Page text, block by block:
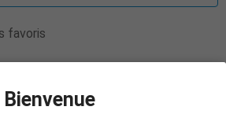
favoris
Bienvenue